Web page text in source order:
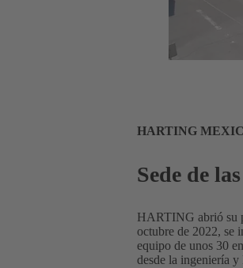
HARTING
Sede de
HARTING abrió su
octubre de 2022, se
equipo de unos 30
desde la ingeniería